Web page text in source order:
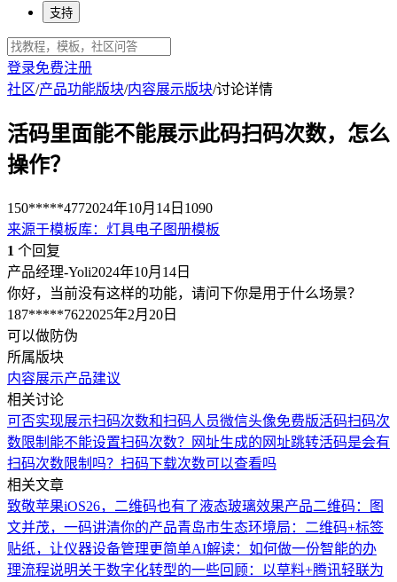
支持
登录免费注册
社区/产品功能版块/内容展示版块/讨论详情
活码里面能不能展示此码扫码次数，怎么
操作？
150*****4772024年10月14日 1090
来源于模板库： 灯具电子图册模板
1 个回复
产品经理-Yoli2024年10月14日
你好，当前没有这样的功能，请问下你是用于什么场景？
187*****7622025年2月20日
可以做防伪
所属版块
内容展示产品建议
相关讨论
可否实现展示扫码次数和扫码人员微信头像免费版活码扫码次
数限制 能不能设置扫码次数？
网址生成的网址跳转活码是会有
扫码次数限制吗？ 扫码下载次数可以查看吗
相关文章
致敬苹果iOS26，二维码也有了液态玻璃效果产品二维码：图
文并茂，一码讲清你的产品青岛市生态环境局：二维码+标签
贴纸，让仪器设备管理更简单AI解读：如何做一份智能的办
理流程说明关于数字化转型的一些回顾：以草料+腾讯轻联为